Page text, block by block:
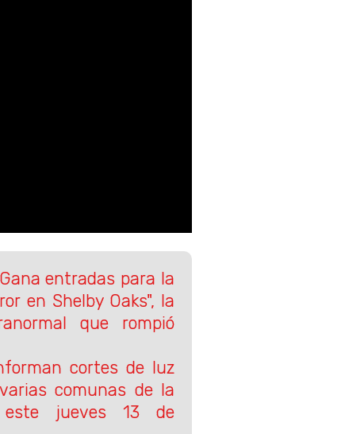
Gana entradas para la
en Shelby Oaks", la
que rompió
cortes de luz
comunas de la
este jueves 13 de